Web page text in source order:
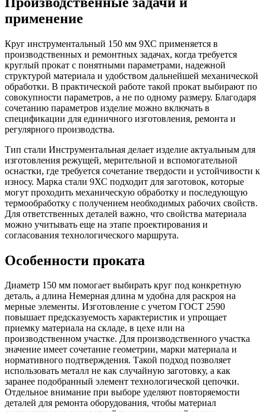
применение
Круг инструментальный 150 мм 9ХС применяется в
производственных и ремонтных задачах, когда требуется
круглый прокат с понятными параметрами, надежной
структурой материала и удобством дальнейшей механической
обработки. В практической работе такой прокат выбирают по
совокупности параметров, а не по одному размеру. Благодаря
сочетанию параметров изделие можно включать в
спецификации для единичного изготовления, ремонта и
регулярного производства.
Тип стали Инструментальная делает изделие актуальным для
изготовления режущей, мерительной и вспомогательной
оснастки, где требуется сочетание твердости и устойчивости к
износу. Марка стали 9ХС подходит для заготовок, которые
могут проходить механическую обработку и последующую
термообработку с получением необходимых рабочих свойств.
Для ответственных деталей важно, что свойства материала
можно учитывать еще на этапе проектирования и
согласования технологического маршрута.
Особенности проката
Диаметр 150 мм помогает выбирать круг под конкретную
деталь, а длина Немерная длина м удобна для раскроя на
мерные элементы. Изготовление с учетом ГОСТ 2590
повышает предсказуемость характеристик и упрощает
приемку материала на складе, в цехе или на
производственном участке. Для производственного участка
значение имеет сочетание геометрии, марки материала и
нормативного подтверждения. Такой подход позволяет
использовать металл не как случайную заготовку, а как
заранее подобранный элемент технологической цепочки.
Отдельное внимание при выборе уделяют повторяемости
деталей для ремонта оборудования, чтобы материал